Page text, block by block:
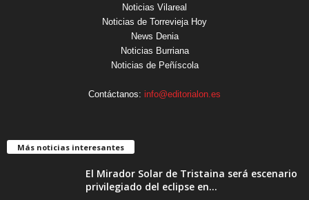
Noticias Vilareal
Noticias de Torrevieja Hoy
News Denia
Noticias Burriana
Noticias de Peñíscola
Contáctanos: info@editorialon.es
Más noticias interesantes
El Mirador Solar de Tristaina será escenario
privilegiado del eclipse en...